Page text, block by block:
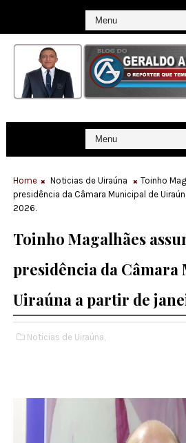
Home Noticias de Uiraúna
Toinho
presidência da Câmara Municipal de
2026.
Toinho Magalhães
presidência da Câmara
Uiraúna a partir de
Noticias de Uiraúna,